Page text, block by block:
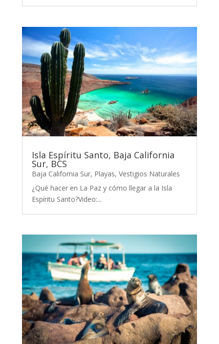
Isla Espíritu Santo, Baja California
Sur, BCS
Baja California Sur, Playas, Vestigios Naturales
¿Qué hacer en La Paz y cómo llegar a la Isla
Espíritu Santo?Video:...